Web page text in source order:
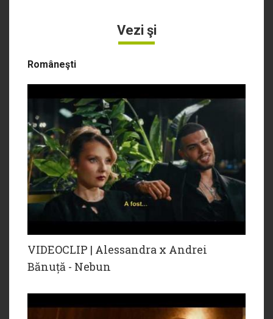
Vezi şi
Româneşti
VIDEOCLIP | Alessandra x Andrei
Bănuță - Nebun